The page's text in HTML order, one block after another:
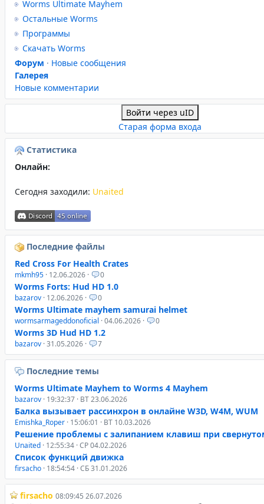
Worms Ultimate Mayhem
Остальные Worms
Программы
Скачать Worms
Форум · Новые сообщения
Галерея
Новые комментарии
Войти через uID
Старая форма входа
Статистика
Онлайн:
Сегодня заходили: Unaited
Последние файлы
Red Cross For Health Crates
mkmh95 · 12.06.2026 · 0
Worms Forts: Hud HD 1.0
bazarov · 12.06.2026 · 0
Worms Ultimate mayhem samurai helmet
wormsarmageddonoficial · 04.06.2026 · 0
Worms 3D Hud HD 1.2
bazarov · 31.05.2026 · 7
Последние темы
Worms Ultimate Mayhem to Worms 4 Mayhem
bazarov · 19:32:37 · ВТ 23.06.2026
Балка вызывает рассинхрон в онлайне W3D, W4M, WUM
Emishka_Roper · 15:06:01 · ВТ 10.03.2026
Решение проблемы с залипанием клавиш при
Unaited · 12:55:34 · СР 04.02.2026
Список функций движка
firsacho · 18:54:54 · СБ 31.01.2026